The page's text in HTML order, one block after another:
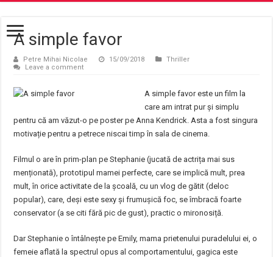
A simple favor
Petre Mihai Nicolae 15/09/2018
Thriller
Leave a comment
A simple favor este un film la
care am intrat pur și simplu
pentru că am văzut-o pe poster pe Anna Kendrick. Asta a fost singura
motivație pentru a petrece niscai timp în sala de cinema.
Filmul o are în prim-plan pe Stephanie (jucată de actrița mai sus
menționată), prototipul mamei perfecte, care se implică mult, prea
mult, în orice activitate de la școală, cu un vlog de gătit (deloc
popular), care, deși este sexy și frumușică foc, se îmbracă foarte
conservator (a se citi fără pic de gust), practic o mironosiță.
Dar Stephanie o întâlnește pe Emily, mama prietenului puradelului ei, o
femeie aflată la spectrul opus al comportamentului, gagica este